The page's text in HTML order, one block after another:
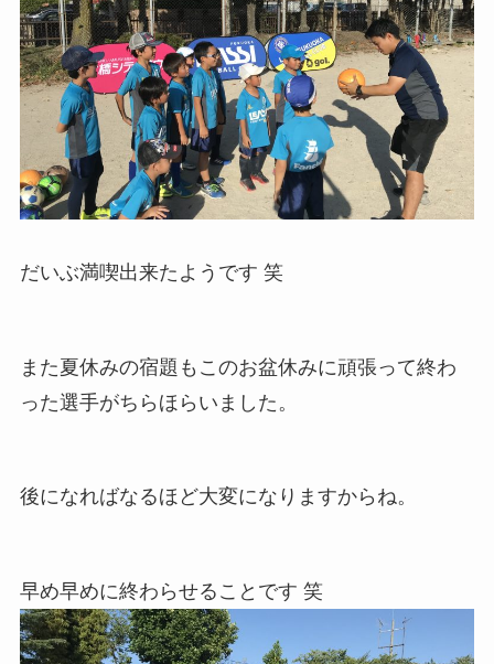
だいぶ満喫出来たようです 笑
また夏休みの宿題もこのお盆休みに頑張って終わ
った選手がちらほらいました。
後になればなるほど大変になりますからね。
早め早めに終わらせることです 笑